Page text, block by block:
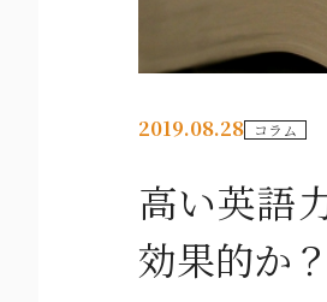
2019.08.28 コラム
高い英語
効果的か？